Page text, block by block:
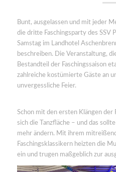
Bunt, ausgelassen und mit jeder
die dritte Faschingsparty des SSV
Samstag im Landhotel
beschreiben. Die Veranstaltung,
Bestandteil der Faschingssaison
zahlreiche kostümierte Gäste an
unvergessliche Feier.
Schon mit den ersten Klängen der
sich die Tanzfläche – und das
mehr ändern. Mit ihrem
Faschingsklassikern heizten die
ein und trugen maßgeblich zur